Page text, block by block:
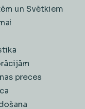
un Svētkiem
preces